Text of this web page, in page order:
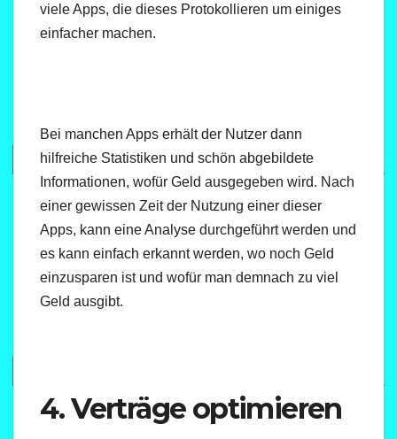
viele Apps, die dieses Protokollieren um einiges
einfacher machen.
Bei manchen Apps erhält der Nutzer dann
hilfreiche Statistiken und schön abgebildete
Informationen, wofür Geld ausgegeben wird. Nach
einer gewissen Zeit der Nutzung einer dieser
Apps, kann eine Analyse durchgeführt werden und
es kann einfach erkannt werden, wo noch Geld
einzusparen ist und wofür man demnach zu viel
Geld ausgibt.
4. Verträge optimieren